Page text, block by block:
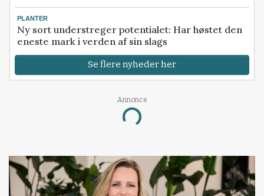
PLANTER
Ny sort understreger potentialet: Har høstet den
eneste mark i verden af sin slags
Se flere nyheder her
Annonce
Loading...